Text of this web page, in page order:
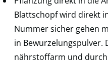
Blattschopf wird direkt
Nummer sicher gehen
in Bewurzelungspulver.
nährstoffarm und